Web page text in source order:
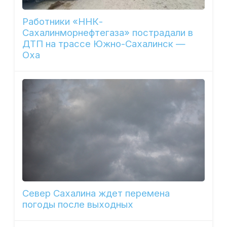
Работники «ННК-
Сахалинморнефтегаза» пострадали в
ДТП на трассе Южно-Сахалинск —
Оха
Север Сахалина ждет перемена
погоды после выходных